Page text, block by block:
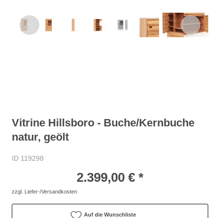
Vitrine Hillsboro - Buche/Kernbuche
natur, geölt
ID 119298
2.399,00 € *
zzgl. Liefer-/Versandkosten
Auf die Wunschliste